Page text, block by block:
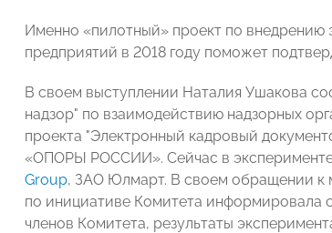
Именно «пилотный» проект по внедрению
предприятий в 2018 году поможет
В своем выступлении Наталия Ушакова
надзор" по взаимодействию надзорных
проекта "Электронный кадровый
«ОПОРЫ РОССИИ». Сейчас в
Group, ЗАО Юлмарт. В своем обращении
по инициативе Комитета информировала
членов Комитета, результаты